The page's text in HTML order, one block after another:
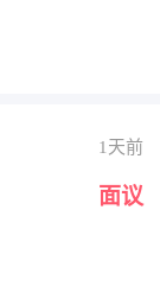
1天前
面议